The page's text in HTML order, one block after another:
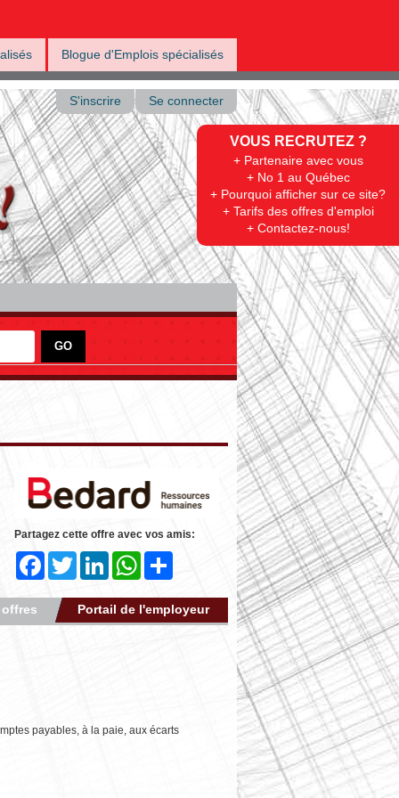
Blogue d'Emplois spécialisés
VOUS RECRUTEZ ?
+ Partenaire avec vous
+ No 1 au Québec
+ Pourquoi afficher sur ce site?
+ Tarifs des offres d'emploi
+ Contactez-nous!
S'inscrire Se connecter
Partagez cette offre avec vos amis:
FacebookTwitter LinkedInWhatsApp
Portail de l'employeur
payables, à la paie, aux écarts